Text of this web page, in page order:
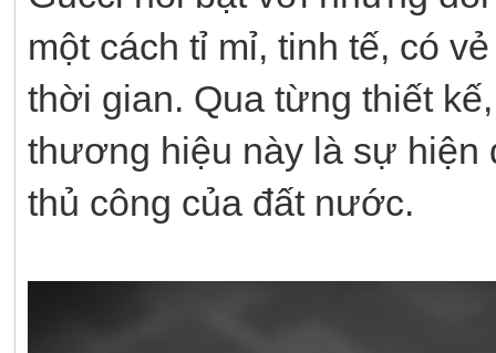
một cách tỉ mỉ, tinh tế, có
thời gian. Qua từng thiết
thương hiệu này là sự hiện
thủ công của đất nước.